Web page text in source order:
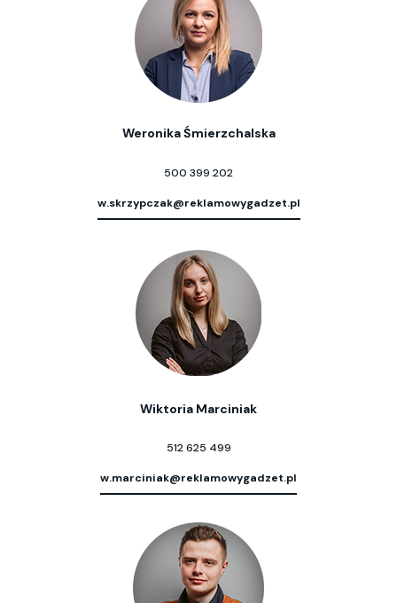
Weronika Śmierzchalska
500 399 202
w.skrzypczak@reklamowygadzet.pl
Wiktoria Marciniak
512 625 499
w.marciniak@reklamowygadzet.pl